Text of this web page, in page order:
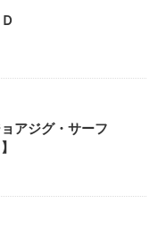
アジグ・サーフ